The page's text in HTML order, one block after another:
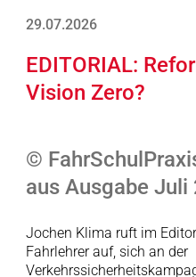
29.07.2026
EDITORIAL:
Vision Zero?
©
aus Ausgabe
Jochen Klima ruft im
Fahrlehrer auf, sich an der